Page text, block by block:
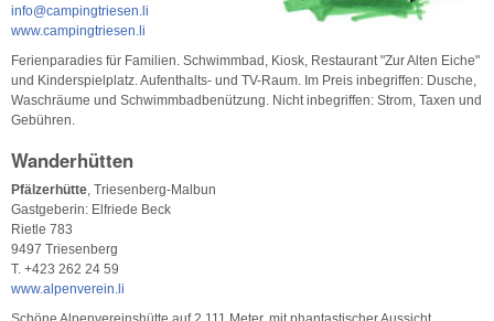
info@campingtriesen.li
www.campingtriesen.li
Ferienparadies für Familien. Schwimmbad, Kiosk, Restaurant "Zur Alten Eiche"
und Kinderspielplatz. Aufenthalts- und TV-Raum. Im Preis inbegriffen: Dusche,
Waschräume und Schwimmbadbenützung. Nicht inbegriffen: Strom, Taxen und
Gebühren.
Wanderhütten
Pfälzerhütte, Triesenberg-Malbun
Gastgeberin: Elfriede Beck
Rietle 783
9497 Triesenberg
T. +423 262 24 59
www.alpenverein.li